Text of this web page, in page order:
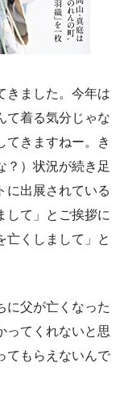
きました。今年は
て着る気分じゃな
てきますねー。き
？）状況が続き足
に出展されている
して」とご挨拶に
亡くしまして」と
に父が亡くなった
ってくれないと思
てもらえないんで